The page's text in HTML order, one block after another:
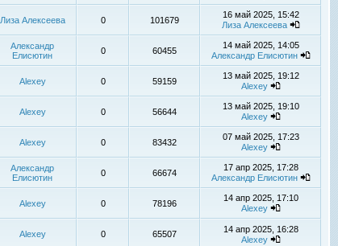
Лиза Алексеева 0 101679
16 май 2025, 15:42
Лиза Алексеева
Александр
Елисютин
0 60455
14 май 2025, 14:05
Александр Елисютин
Alexey 0 59159
13 май 2025, 19:12
Alexey
Alexey 0 56644
13 май 2025, 19:10
Alexey
Alexey 0 83432
07 май 2025, 17:23
Alexey
Александр
Елисютин
0 66674
17 апр 2025, 17:28
Александр Елисютин
Alexey 0 78196
14 апр 2025, 17:10
Alexey
Alexey 0 65507
14 апр 2025, 16:28
Alexey